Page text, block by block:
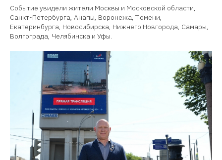
Событие увидели жители Москвы и Московской области,
Санкт-Петербурга, Анапы, Воронежа, Тюмени,
Екатеринбурга, Новосибирска, Нижнего Новгорода, Самары,
Волгограда, Челябинска и Уфы.